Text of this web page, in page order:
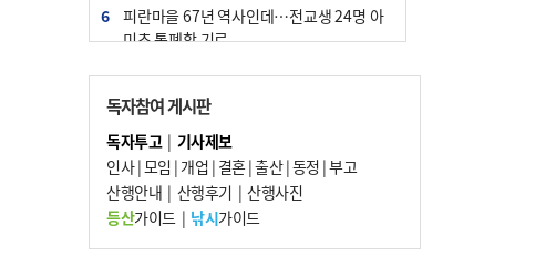
6
피란마을 67년 역사인데…전교생 24명 아
미초 통폐합 기로
7
[사설] 해수부 신청사 북항으로 확정, 해양
수도 도약의 전환점
8
부울경 주말부터 비소식…‘극한 폭염’ 한풀
꺾일 듯
9
외국인 선원 ‘인신매매 경유지’ 된 부산…
우려가 현실로
10 르노 못 타는 부산시장…관용차 규정에 막
독자참여 게시판
독자투고| 기사제보
인사|모임 | 개업 | 결혼|출산|동정 |부고
산행안내 | 산행후기 | 산행사진
등산가이드| 낚시가이드